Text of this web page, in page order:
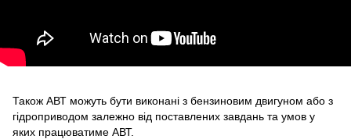
Також АВТ можуть бути виконані з бензиновим двигуном або з
гідроприводом залежно від поставлених завдань та умов у
яких працюватиме АВТ.